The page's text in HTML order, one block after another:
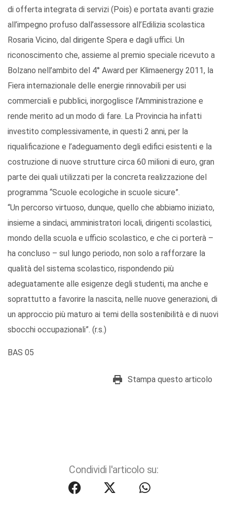
di offerta integrata di servizi (Pois) e portata avanti grazie
all’impegno profuso dall’assessore all’Edilizia scolastica
Rosaria Vicino, dal dirigente Spera e dagli uffici. Un
riconoscimento che, assieme al premio speciale ricevuto a
Bolzano nell’ambito del 4° Award per Klimaenergy 2011, la
Fiera internazionale delle energie rinnovabili per usi
commerciali e pubblici, inorgoglisce l’Amministrazione e
rende merito ad un modo di fare. La Provincia ha infatti
investito complessivamente, in questi 2 anni, per la
riqualificazione e l’adeguamento degli edifici esistenti e la
costruzione di nuove strutture circa 60 milioni di euro, gran
parte dei quali utilizzati per la concreta realizzazione del
programma “Scuole ecologiche in scuole sicure”.
“Un percorso virtuoso, dunque, quello che abbiamo iniziato,
insieme a sindaci, amministratori locali, dirigenti scolastici,
mondo della scuola e ufficio scolastico, e che ci porterà –
ha concluso – sul lungo periodo, non solo a rafforzare la
qualità del sistema scolastico, rispondendo più
adeguatamente alle esigenze degli studenti, ma anche e
soprattutto a favorire la nascita, nelle nuove generazioni, di
un approccio più maturo ai temi della sostenibilità e di nuovi
sbocchi occupazionali”. (r.s.)
BAS 05
Stampa questo articolo
Condividi l'articolo su: